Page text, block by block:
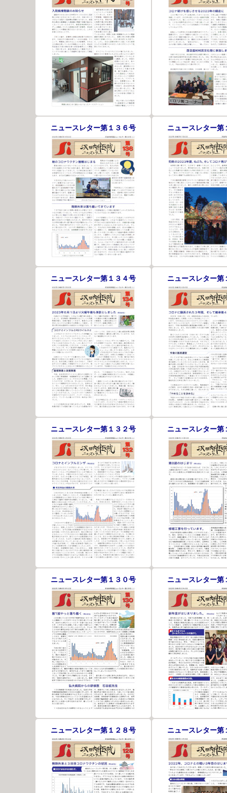
ニュースレター第１３６号 ニュースレター第
ニュースレター第１３４号 ニュースレター第
ニュースレター第１３２号 ニュースレター第
ニュースレター第１３０号 ニュースレター第
ニュースレター第１２８号 ニュースレター第